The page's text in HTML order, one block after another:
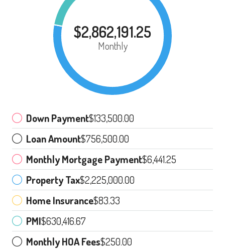
$2,862,191.25
Monthly
Down Payment$133,500.00
Loan Amount$756,500.00
Monthly Mortgage Payment$6,441.25
Property Tax$2,225,000.00
Home Insurance$83.33
PMI$630,416.67
Monthly HOA Fees$250.00